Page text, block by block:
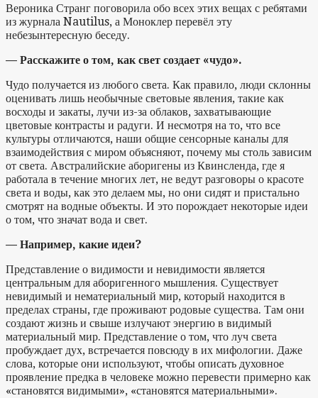
Вероника Странг поговорила обо всех этих вещах с ребятами
из журнала Nautilus, а Моноклер перевёл эту
небезынтересную беседу.
— Расскажите о том, как свет создает «чудо».
Чудо получается из любого света. Как правило, люди склонны
оценивать лишь необычные световые явления, такие как
восходы и закаты, лучи из-за облаков, захватывающие
цветовые контрасты и радуги. И несмотря на то, что все
культуры отличаются, наши общие сенсорные каналы для
взаимодействия с миром объясняют, почему мы столь зависим
от света. Австралийские аборигены из Квинсленда, где я
работала в течение многих лет, не ведут разговоры о красоте
света и воды, как это делаем мы, но они сидят и пристально
смотрят на водные объекты. И это порождает некоторые идеи
о том, что значат вода и свет.
— Например, какие идеи?
Представление о видимости и невидимости является
центральным для аборигенного мышления. Существует
невидимый и нематериальный мир, который находится в
пределах страны, где проживают родовые существа. Там они
создают жизнь и свыше излучают энергию в видимый
материальный мир. Представление о том, что луч света
пробуждает дух, встречается повсюду в их мифологии. Даже
слова, которые они используют, чтобы описать духовное
проявление предка в человеке можно перевести примерно как
«становятся видимыми», «становятся материальными».